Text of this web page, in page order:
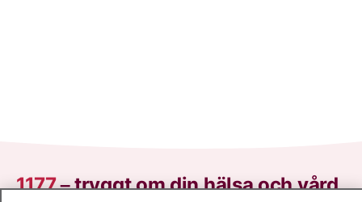
1177–tryggt om din hälsa och vård